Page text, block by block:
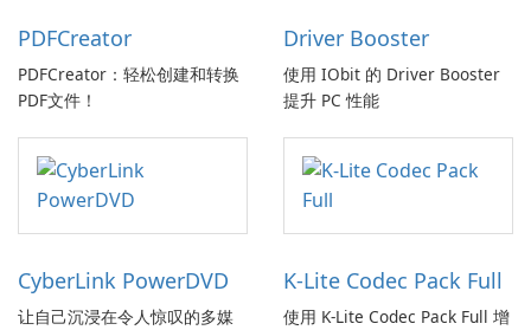
PDFCreator
PDFCreator：轻松创建和转换
PDF文件！
Driver Booster
使用 IObit 的 Driver Booster
提升 PC 性能
CyberLink PowerDVD
让自己沉浸在令人惊叹的多媒
K-Lite Codec Pack Full
使用 K-Lite Codec Pack Full 增